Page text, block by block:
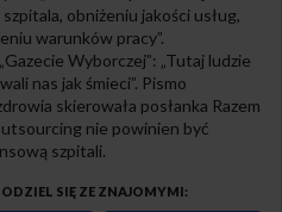
obniżeniu jakości usług,
warunków pracy”.
Wyborczej”: „Tutaj ludzie
nas jak śmieci”. Pismo
skierowała posłanka Razem
nie powinien być
szpitali.
SIĘ ZE ZNAJOMYMI